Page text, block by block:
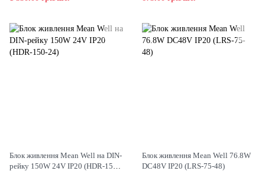
Блок живлення Mean Well на DIN-
рейку 150W 24V IP20 (HDR-150-
Блок живлення Mean Well 76.8W
DC48V IP20 (LRS-75-48)